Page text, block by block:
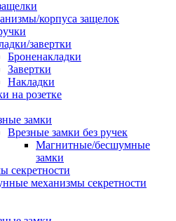
корпуса защелок
завертки
Броненакладки
Завертки
Накладки
на розетке
замки
Врезные замки без ручек
Магнитные/бесшумные
замки
секретности
механизмы секретности